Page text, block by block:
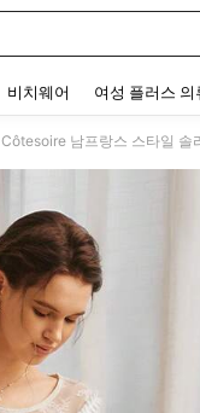
비치웨어 여성 플러스 의
Côtesoire 남프랑스 스타일 솔